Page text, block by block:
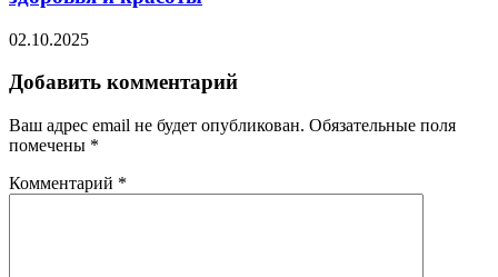
02.10.2025
Добавить комментарий
Ваш адрес email не будет опубликован. Обязательные поля
помечены *
Комментарий *